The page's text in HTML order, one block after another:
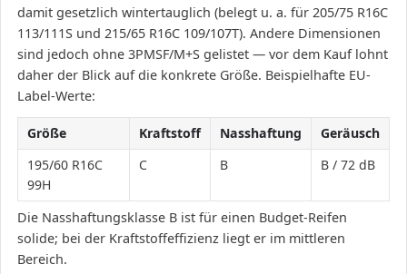
damit gesetzlich wintertauglich (belegt u. a. für 205/75 R16C
113/111S und 215/65 R16C 109/107T). Andere Dimensionen
sind jedoch ohne 3PMSF/M+S gelistet — vor dem Kauf lohnt
daher der Blick auf die konkrete Größe. Beispielhafte EU-
Label-Werte:
Größe Kraftstoff Nasshaftung
Geräusch
195/60 R16C
99H
C B B / 72 dB
Die Nasshaftungsklasse B ist für einen Budget-Reifen
solide; bei der Kraftstoffeffizienz liegt er im mittleren
Bereich.